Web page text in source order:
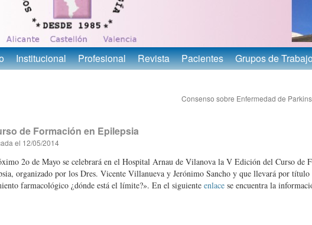
Institucional Profesional Revista Pacientes Grupos de
Consenso sobre Enfermedad de
de Formación en Epilepsia
el 12/05/2014
2o de Mayo se celebrará en el Hospital Arnau de Vilanova la V Edición del Curso de
organizado por los Dres. Vicente Villanueva y Jerónimo Sancho y que llevará por
farmacológico ¿dónde está el límite?». En el siguiente enlace se encuentra la